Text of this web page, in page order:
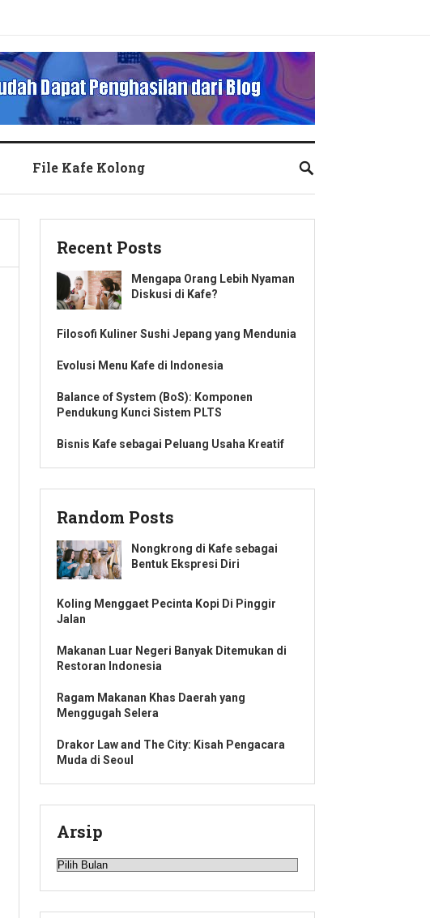
File Kafe Kolong
Recent Posts
Mengapa Orang Lebih Nyaman
Diskusi di Kafe?
Filosofi Kuliner Sushi Jepang yang Mendunia
Evolusi Menu Kafe di Indonesia
Balance of System (BoS): Komponen
Pendukung Kunci Sistem PLTS
Bisnis Kafe sebagai Peluang Usaha Kreatif
Random Posts
Nongkrong di Kafe sebagai
Bentuk Ekspresi Diri
Koling Menggaet Pecinta Kopi Di Pinggir
Jalan
Makanan Luar Negeri Banyak Ditemukan di
Restoran Indonesia
Ragam Makanan Khas Daerah yang
Menggugah Selera
Drakor Law and The City: Kisah Pengacara
Muda di Seoul
Arsip
Arsip